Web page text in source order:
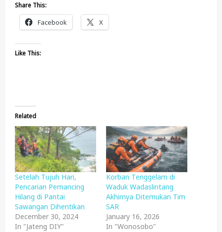
Share This:
Facebook X
Like This:
Related
Setelah Tujuh Hari,
Pencarian Pemancing
Hilang di Pantai
Sawangan Dihentikan
December 30, 2024
In "Jateng DIY"
Korban Tenggelam di
Waduk Wadaslintang
Akhirnya Ditemukan Tim
SAR
January 16, 2026
In "Wonosobo"